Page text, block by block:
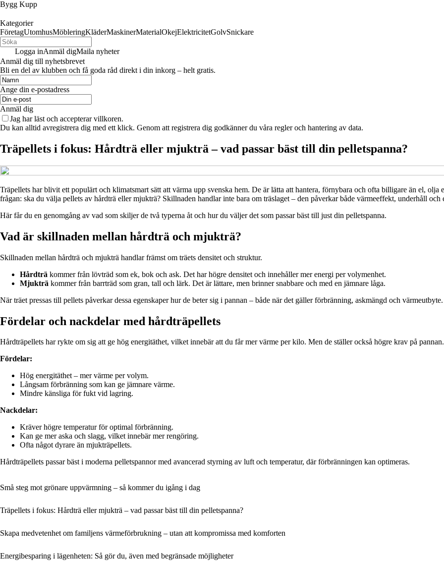
Bygg Kupp
Kategorier
FöretagUtomhusMöbleringKläderMaskinerMaterialOkejElektricitetGolvSnickare
Logga inAnmäl digMaila nyheter
Anmäl dig till nyhetsbrevet
Bli en del av klubben och få goda råd direkt i din inkorg – helt gratis.
Ange din e-postadress
Anmäl dig
Jag har läst och accepterar villkoren.
Du kan alltid avregistrera dig med ett klick. Genom att registrera dig godkänner du våra regler och hantering av data.
Träpellets i fokus: Hårdträ eller mjukträ – vad passar bäst till din pelletspanna?
Träpellets har blivit ett populärt och klimatsmart sätt att värma upp svenska hem. De är lätta att hantera, förnybara och ofta billigare än el,
frågan: ska du välja pellets av hårdträ eller mjukträ? Skillnaden handlar inte bara om träslaget – den påverkar både värmeeffekt, underhåll och
Här får du en genomgång av vad som skiljer de två typerna åt och hur du väljer det som passar bäst till just din pelletspanna.
Vad är skillnaden mellan hårdträ och mjukträ?
Skillnaden mellan hårdträ och mjukträ handlar främst om träets densitet och struktur.
Hårdträ kommer från lövträd som ek, bok och ask. Det har högre densitet och innehåller mer energi per volymenhet.
Mjukträ kommer från barrträd som gran, tall och lärk. Det är lättare, men brinner snabbare och med en jämnare låga.
När träet pressas till pellets påverkar dessa egenskaper hur de beter sig i pannan – både när det gäller förbränning, askmängd och värmeutbyte.
Fördelar och nackdelar med hårdträpellets
Hårdträpellets har rykte om sig att ge hög energitäthet, vilket innebär att du får mer värme per kilo. Men de ställer också högre krav på pannan.
Fördelar:
Hög energitäthet – mer värme per volym.
Långsam förbränning som kan ge jämnare värme.
Mindre känsliga för fukt vid lagring.
Nackdelar:
Kräver högre temperatur för optimal förbränning.
Kan ge mer aska och slagg, vilket innebär mer rengöring.
Ofta något dyrare än mjukträpellets.
Hårdträpellets passar bäst i moderna pelletspannor med avancerad styrning av luft och temperatur, där förbränningen kan optimeras.
Små steg mot grönare uppvärmning – så kommer du igång i dag
Träpellets i fokus: Hårdträ eller mjukträ – vad passar bäst till din pelletspanna?
Skapa medvetenhet om familjens värmeförbrukning – utan att kompromissa med komforten
Energibesparing i lägenheten: Så gör du, även med begränsade möjligheter